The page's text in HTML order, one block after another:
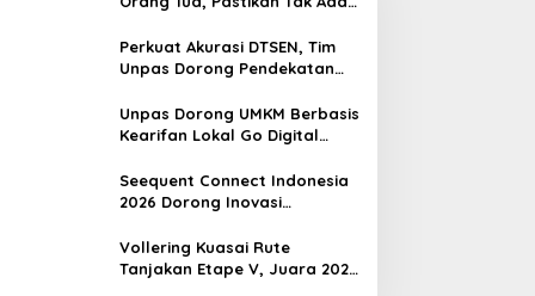
karena Kendala Ekonomi
Perkuat Akurasi DTSEN, Tim
Unpas Dorong Pendekatan
Data Sosial
Unpas Dorong UMKM Berbasis
Kearifan Lokal Go Digital
Seequent Connect Indonesia
2026 Dorong Inovasi
Pertambangan, Energi, dan
Infrastruktur
Vollering Kuasai Rute
Tanjakan Etape V, Juara 2025